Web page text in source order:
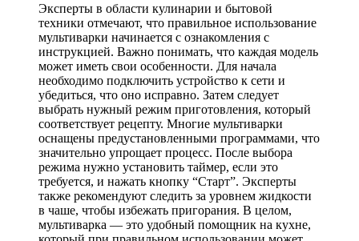
Эксперты в области кулинарии и бытовой
техники отмечают, что правильное использование
мультиварки начинается с ознакомления с
инструкцией. Важно понимать, что каждая модель
может иметь свои особенности. Для начала
необходимо подключить устройство к сети и
убедиться, что оно исправно. Затем следует
выбрать нужный режим приготовления, который
соответствует рецепту. Многие мультиварки
оснащены предустановленными программами, что
значительно упрощает процесс. После выбора
режима нужно установить таймер, если это
требуется, и нажать кнопку “Старт”. Эксперты
также рекомендуют следить за уровнем жидкости
в чаше, чтобы избежать пригорания. В целом,
мультиварка — это удобный помощник на кухне,